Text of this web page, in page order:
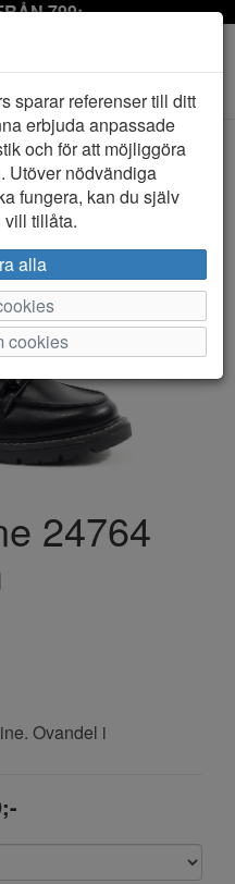
799:-
24764
Ovandel i
sparar referenser till ditt
erbjuda anpassade
och för att möjliggöra
Utöver nödvändiga
fungera, kan du själv
tillåta.
alla
cookies